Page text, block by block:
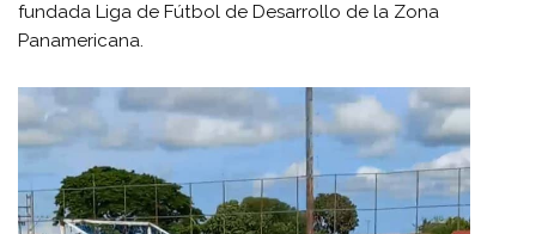
fundada Liga de Fútbol de Desarrollo de la Zona
Panamericana.